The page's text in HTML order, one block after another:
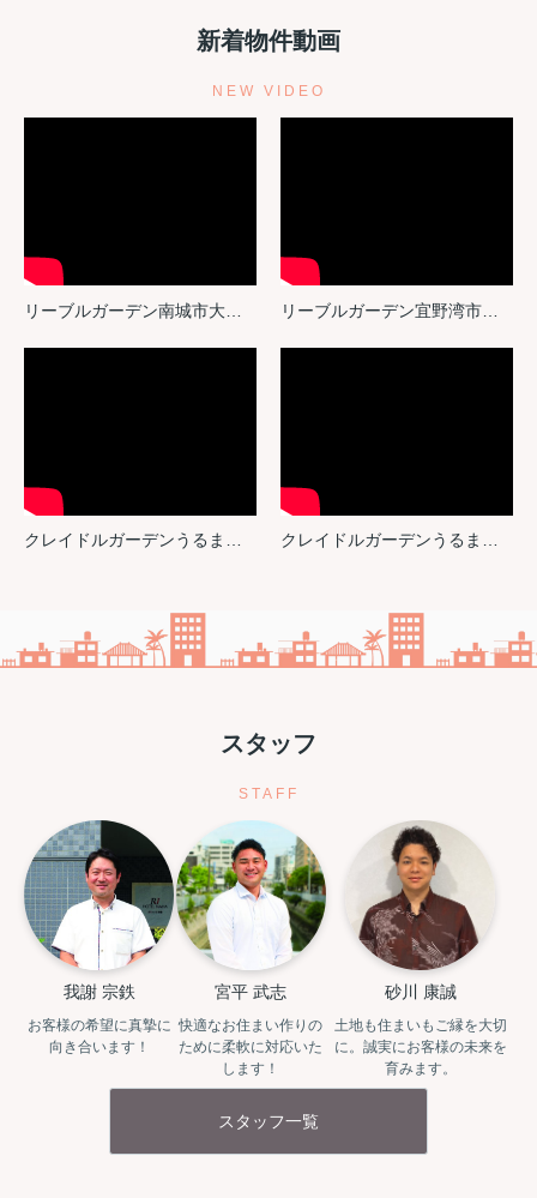
新着物件動画
NEW VIDEO
スタッフ
STAFF
我謝 宗鉄
お客様の希望に真摯に
向き合います！
宮平 武志
快適なお住まい作りの
ために柔軟に対応いた
します！
砂川 康誠
土地も住まいもご縁を大切
に。誠実にお客様の未来を
育みます。
スタッフ一覧